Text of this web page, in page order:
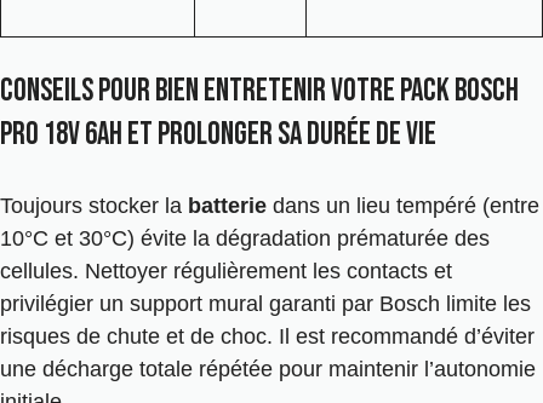
Conseils pour bien entretenir votre Pack Bosch
Pro 18V 6Ah et prolonger sa durée de vie
Toujours stocker la batterie dans un lieu tempéré (entre
10°C et 30°C) évite la dégradation prématurée des
cellules. Nettoyer régulièrement les contacts et
privilégier un support mural garanti par Bosch limite les
risques de chute et de choc. Il est recommandé d’éviter
une décharge totale répétée pour maintenir l’autonomie